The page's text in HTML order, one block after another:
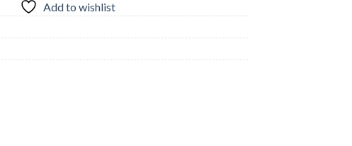
Add to wishlist